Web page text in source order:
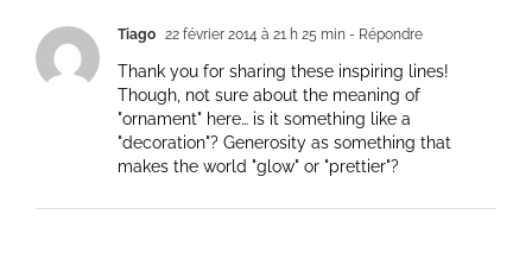
Tiago 22 février 2014 à 21 h 25 min - Répondre
Thank you for sharing these inspiring lines!
Though, not sure about the meaning of
"ornament" here… is it something like a
"decoration"? Generosity as something that
makes the world "glow" or "prettier"?